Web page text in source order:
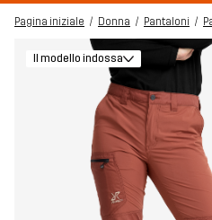
Pagina iniziale Donna Pantaloni
Il modello indossa